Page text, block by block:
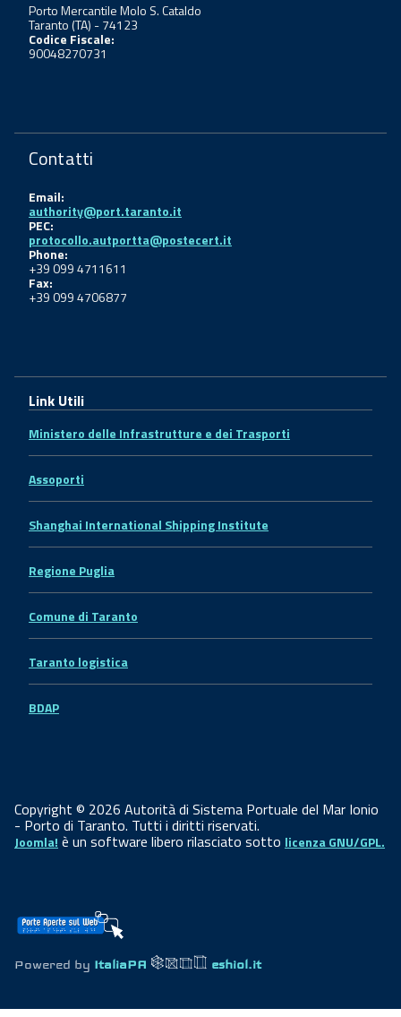
Porto Mercantile Molo S. Cataldo
Taranto (TA) - 74123
Codice Fiscale:
90048270731
Contatti
Email:
authority@port.taranto.it
PEC:
protocollo.autportta@postecert.it
Phone:
+39 099 4711611
Fax:
+39 099 4706877
Link Utili
Ministero delle Infrastrutture e dei Trasporti
Assoporti
Shanghai International Shipping Institute
Regione Puglia
Comune di Taranto
Taranto logistica
BDAP
Copyright © 2026 Autorità di Sistema Portuale del Mar Ionio
- Porto di Taranto. Tutti i diritti riservati.
Joomla! è un software libero rilasciato sotto licenza GNU/GPL.
Powered by ItaliaPA eshiol.it